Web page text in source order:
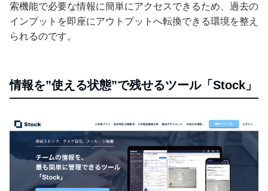
索機能で必要な情報に簡単にアクセスできるため、過去の
インプットを即座にアウトプットへ転換できる環境を整え
られるのです。
情報を”使える状態”で残せるツール「Stock」